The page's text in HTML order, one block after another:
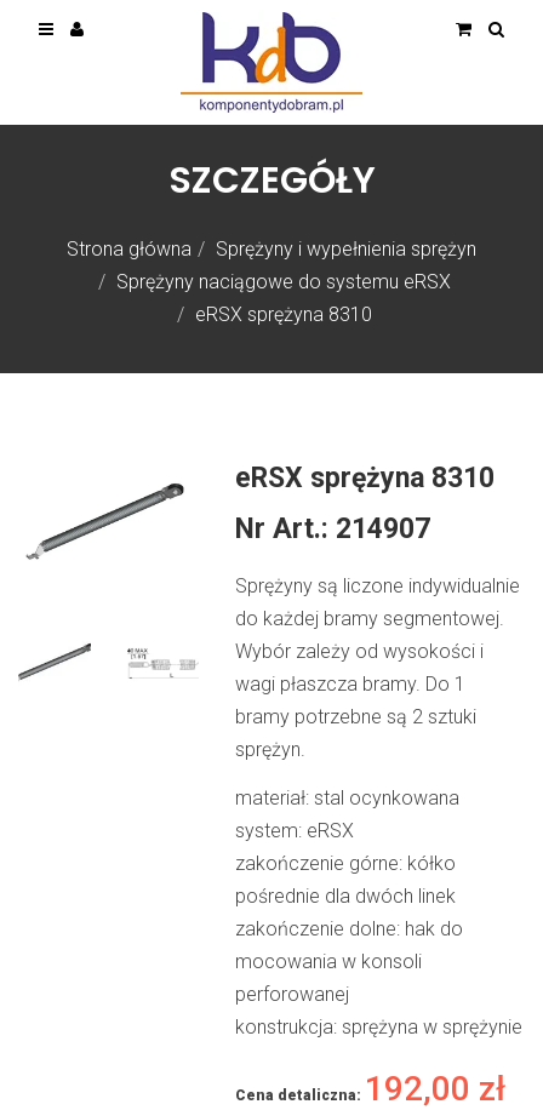
Strona główna
Sprężyny i wypełnienia sprężyn
Sprężyny naciągowe do systemu eRSX
eRSX sprężyna 8310
SZCZEGÓŁY
eRSX sprężyna 8310
Nr Art.: 214907
Sprężyny są liczone indywidualnie
do każdej bramy segmentowej.
Wybór zależy od wysokości i
wagi płaszcza bramy. Do 1
bramy potrzebne są 2 sztuki
sprężyn.
materiał: stal ocynkowana
system: eRSX
zakończenie górne: kółko
pośrednie dla dwóch linek
zakończenie dolne: hak do
mocowania w konsoli
perforowanej
konstrukcja: sprężyna w sprężynie
Cena detaliczna: 192,00 zł